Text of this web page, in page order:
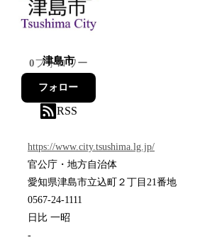
津島市
0フォロワー
フォロー
RSS
https://www.city.tsushima.lg.jp/
官公庁・地方自治体
愛知県津島市立込町２丁目21番地
0567-24-1111
日比 一昭
-